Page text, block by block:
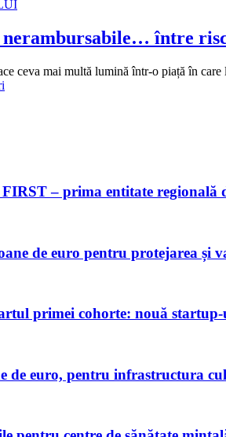
între
ceva mai multă lumină într-o piață în
FIRST – prima entitate regională
de euro pentru protejarea și
primei cohorte: nouă
de euro, pentru infrastructura